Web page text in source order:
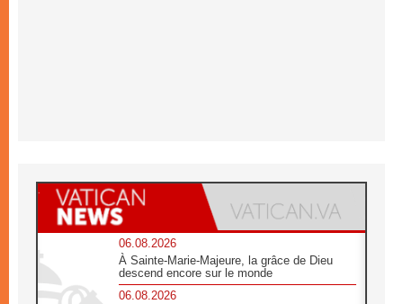
06.08.2026
À Sainte-Marie-Majeure, la grâce de Dieu
descend encore sur le monde
06.08.2026